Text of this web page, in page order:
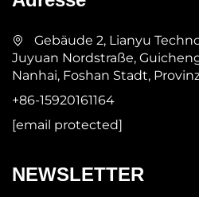
Gebäude 2, Lianyu
Juyuan Nordstraße,
Nanhai, Foshan Stadt,
+86-15920161164
[email protected]
NEWSLETTER